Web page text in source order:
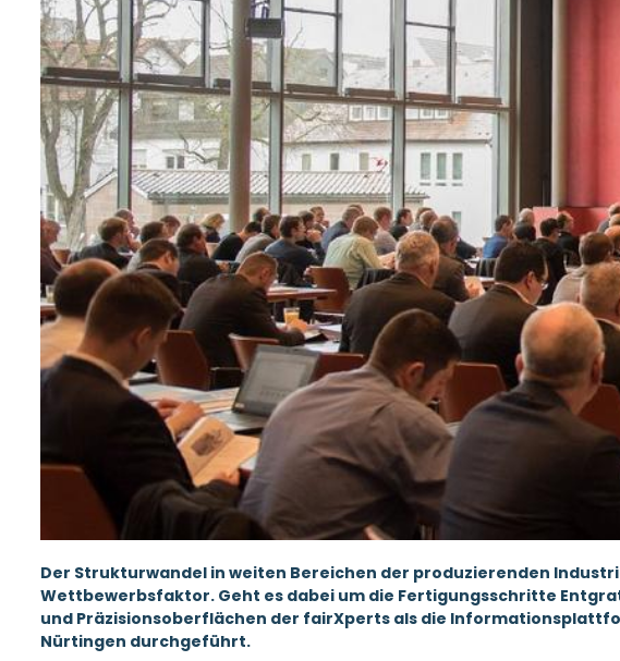
Der Strukturwandel in weiten Bereichen der produzierenden
Wettbewerbsfaktor. Geht es dabei um die Fertigungsschritte
und Präzisionsoberflächen der fairXperts als die
Nürtingen durchgeführt.